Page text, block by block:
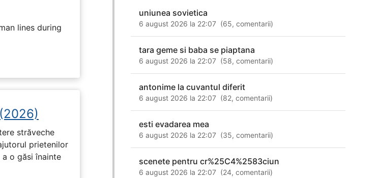
lines during
străveche
prietenilor
o găsi înainte
uniunea sovietica
6 august 2026 la 22:07 (65,comentarii)
tara geme si baba se piaptana
6 august 2026 la 22:07 (58,comentarii)
antonime la cuvantul diferit
6 august 2026 la 22:07 (82,comentarii)
esti evadarea mea
6 august 2026 la 22:07 (35,comentarii)
scenete pentru cr%25C4%2583ciun
6 august 2026 la 22:07 (24,comentarii)